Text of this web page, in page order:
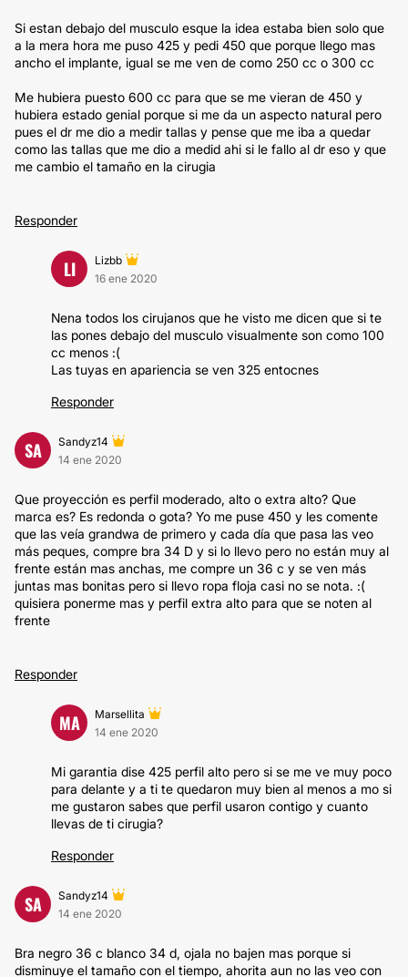
Si estan debajo del musculo esque la idea estaba bien solo que
a la mera hora me puso 425 y pedi 450 que porque llego mas
ancho el implante, igual se me ven de como 250 cc o 300 cc
Me hubiera puesto 600 cc para que se me vieran de 450 y
hubiera estado genial porque si me da un aspecto natural pero
pues el dr me dio a medir tallas y pense que me iba a quedar
como las tallas que me dio a medid ahi si le fallo al dr eso y que
me cambio el tamaño en la cirugia
Responder
LI
Lizbb
16 ene 2020
Nena todos los cirujanos que he visto me dicen que si te
las pones debajo del musculo visualmente son como 100
cc menos :(
Las tuyas en apariencia se ven 325 entocnes
Responder
SA
Sandyz14
14 ene 2020
Que proyección es perfil moderado, alto o extra alto? Que
marca es? Es redonda o gota? Yo me puse 450 y les comente
que las veía grandwa de primero y cada día que pasa las veo
más peques, compre bra 34 D y si lo llevo pero no están muy al
frente están mas anchas, me compre un 36 c y se ven más
juntas mas bonitas pero si llevo ropa floja casi no se nota. :(
quisiera ponerme mas y perfil extra alto para que se noten al
frente
Responder
MA
Marsellita
14 ene 2020
Mi garantia dise 425 perfil alto pero si se me ve muy poco
para delante y a ti te quedaron muy bien al menos a mo si
me gustaron sabes que perfil usaron contigo y cuanto
llevas de ti cirugia?
Responder
SA
Sandyz14
14 ene 2020
Bra negro 36 c blanco 34 d, ojala no bajen mas porque si
disminuye el tamaño con el tiempo, ahorita aun no las veo con